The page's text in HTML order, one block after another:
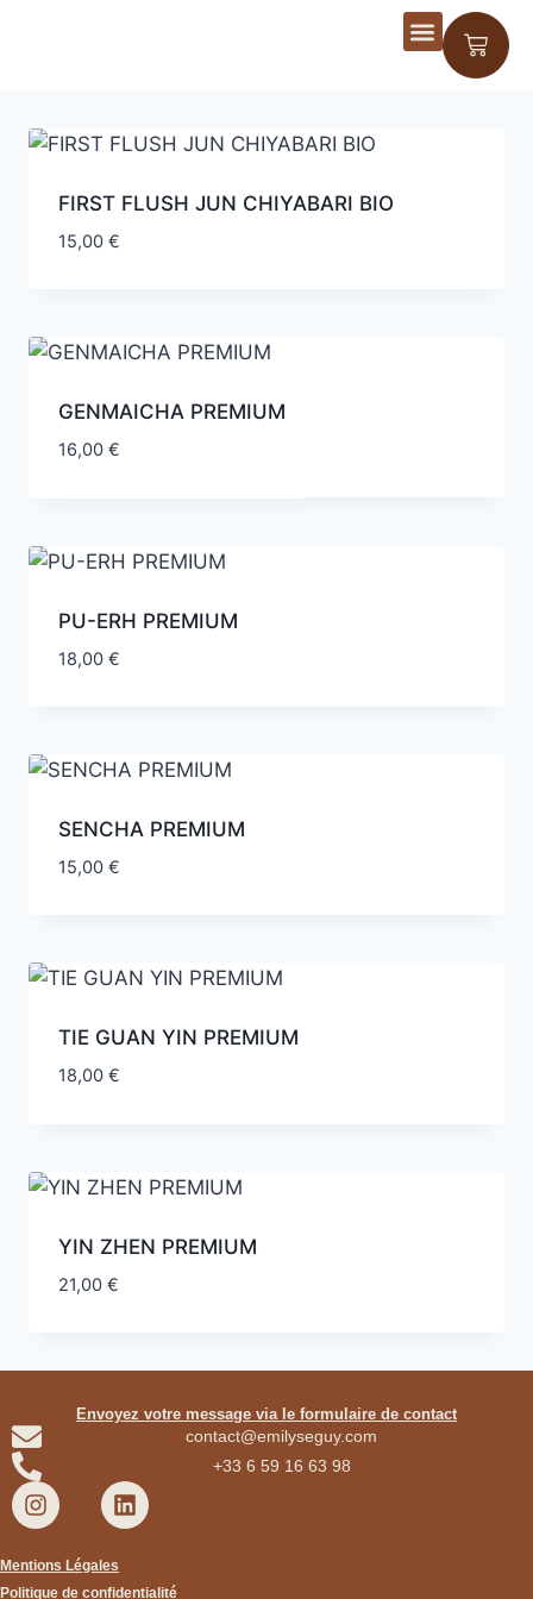
FIRST FLUSH JUN CHIYABARI BIO
15,00 €
GENMAICHA PREMIUM
16,00 €
PU-ERH PREMIUM
18,00 €
SENCHA PREMIUM
15,00 €
TIE GUAN YIN PREMIUM
18,00 €
YIN ZHEN PREMIUM
21,00 €
Envoyez votre message via le formulaire de contact
contact@emilyseguy.com
+33 6 59 16 63 98
Mentions Légales
Politique de confidentialité